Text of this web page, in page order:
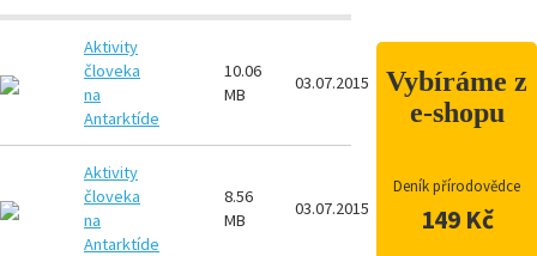
Aktivity
človeka
na
Antarktíde
10.06
MB
03.07.2015
Aktivity
človeka
na
Antarktíde
8.56
MB
03.07.2015
Vybíráme z
e-shopu
Deník přírodovědce
149 Kč